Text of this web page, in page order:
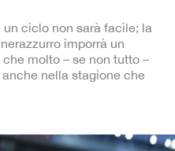
ciclo non sarà facile; la
imporrà un
molto – se non tutto –
nella stagione che